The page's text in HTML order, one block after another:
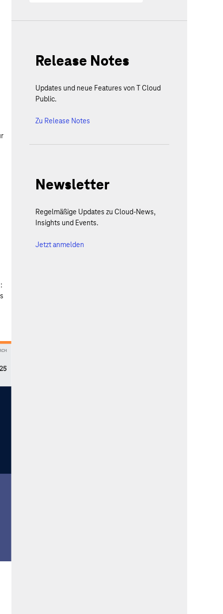
Release Notes
Updates und neue Features von T Cloud
Public.
Zu Release Notes
Newsletter
Regelmäßige Updates zu Cloud-News,
Insights und Events.
Jetzt anmelden